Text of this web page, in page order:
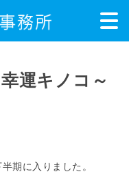
運キノコ～
期に入りました。